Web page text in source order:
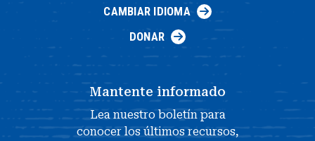
CAMBIAR IDIOMA
DONAR
Mantente informado
Lea nuestro boletín para
conocer los últimos recursos,